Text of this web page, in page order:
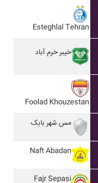
Esteghlal Tehran
خيبر خرم آباد
Foolad Khouzestan
مس شهر بابک
Naft Abadan
Fajr Sepasi